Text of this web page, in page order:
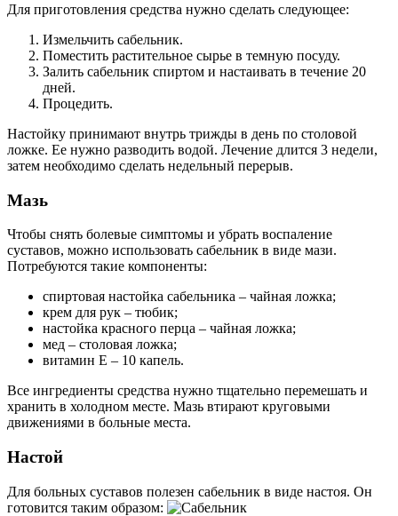
Для приготовления средства нужно сделать следующее:
Измельчить сабельник.
Поместить растительное сырье в темную посуду.
Залить сабельник спиртом и настаивать в течение 20
дней.
Процедить.
Настойку принимают внутрь трижды в день по столовой
ложке. Ее нужно разводить водой. Лечение длится 3 недели,
затем необходимо сделать недельный перерыв.
Мазь
Чтобы снять болевые симптомы и убрать воспаление
суставов, можно использовать сабельник в виде мази.
Потребуются такие компоненты:
спиртовая настойка сабельника – чайная ложка;
крем для рук – тюбик;
настойка красного перца – чайная ложка;
мед – столовая ложка;
витамин Е – 10 капель.
Все ингредиенты средства нужно тщательно перемешать и
хранить в холодном месте. Мазь втирают круговыми
движениями в больные места.
Настой
Для больных суставов полезен сабельник в виде настоя. Он
готовится таким образом: